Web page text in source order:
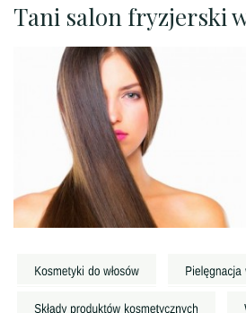
Tani salon fryzjerski